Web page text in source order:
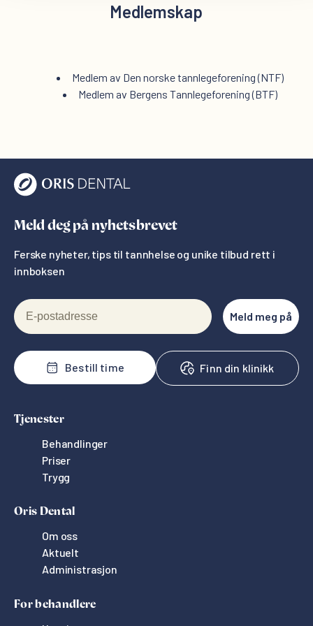
Medlemskap
Medlem av Den norske tannlegeforening (NTF)
Medlem av Bergens Tannlegeforening (BTF)
Meld deg på nyhetsbrevet
Ferske nyheter, tips til tannhelse og unike tilbud rett i
innboksen
E-postadresse
Meld meg på
Bestill time Finn din klinikk
Tjenester
Behandlinger
Priser
Trygg
Oris Dental
Om oss
Aktuelt
Administrasjon
For behandlere